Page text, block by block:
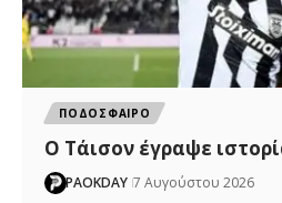
ΠΟΔΟΣΦΑΙΡΟ
Ο Τάισον έγραψε
PAOKDAY 7 Αυγούστου 2026